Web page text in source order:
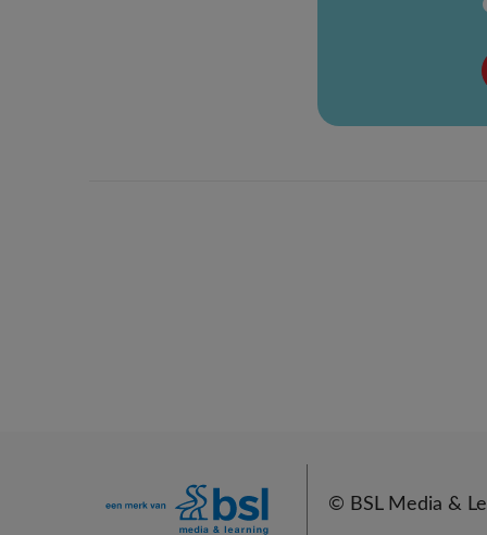
© BSL Media &